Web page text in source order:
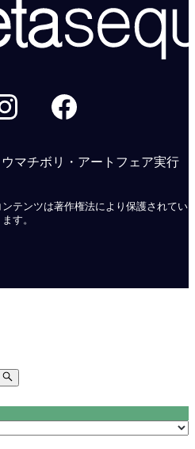
マチボリ・アートフェア実行
テンツは著作権法により保護されてい
ます。